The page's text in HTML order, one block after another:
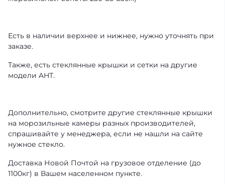
Есть в наличии верхнее и нижнее, нужно уточнять при
заказе.
Также, есть стеклянные крышки и сетки на другие
модели AHT.
Дополнительно, смотрите другие стеклянные крышки
на морозильные камеры разных производителей,
спрашивайте у менеджера, если не нашли на сайте
нужное стекло.
Доставка Новой Почтой на грузовое отделение (до
1100кг) в Вашем населенном пункте.